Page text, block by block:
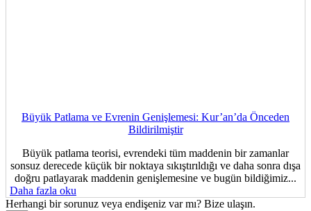
Büyük Patlama ve Evrenin Genişlemesi: Kur’an’da Önceden
Bildirilmiştir
Büyük patlama teorisi, evrendeki tüm maddenin bir zamanlar
sonsuz derecede küçük bir noktaya sıkıştırıldığı ve daha sonra dışa
doğru patlayarak maddenin genişlemesine ve bugün bildiğimiz...
Daha fazla oku
Herhangi bir sorunuz veya endişeniz var mı? Bize ulaşın.